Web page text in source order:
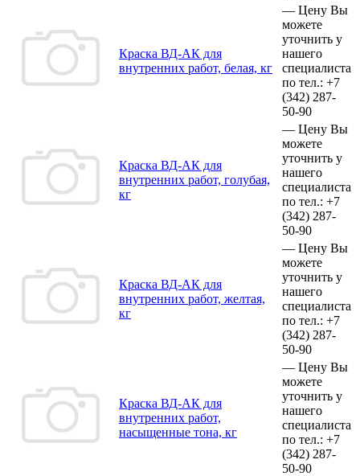
Краска ВД-АК для
внутренних работ, белая, кг
— Цену Вы
можете
уточнить у
нашего
специалиста
по тел.: +7
(342) 287-
50-90
Краска ВД-АК для
внутренних работ, голубая,
кг
— Цену Вы
можете
уточнить у
нашего
специалиста
по тел.: +7
(342) 287-
50-90
Краска ВД-АК для
внутренних работ, желтая,
кг
— Цену Вы
можете
уточнить у
нашего
специалиста
по тел.: +7
(342) 287-
50-90
Краска ВД-АК для
внутренних работ,
насыщенные тона, кг
— Цену Вы
можете
уточнить у
нашего
специалиста
по тел.: +7
(342) 287-
50-90